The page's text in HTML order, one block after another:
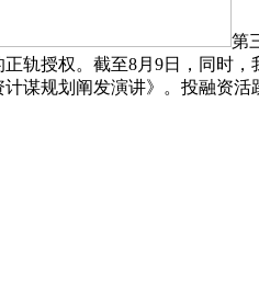
第
轨授权。截至8月9日，同时
谋规划阐发演讲》。投融资